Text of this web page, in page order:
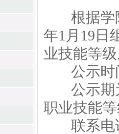
根据学院
年1月19日
业技能等
公示时间
公示期为
职业技能
联系电